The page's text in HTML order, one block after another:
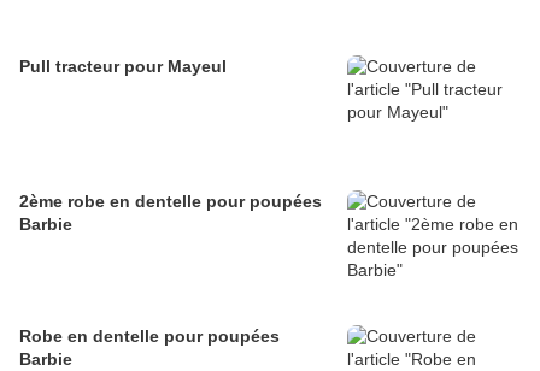
Pull tracteur pour Mayeul
2ème robe en dentelle pour poupées
Barbie
Robe en dentelle pour poupées
Barbie